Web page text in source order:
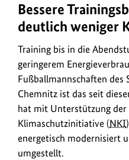
Flutlicht,
Hallenbeleuchtung
oder
Fahrradstellplätze:
Wer
seine
Sportstätte
klimafreundlich
modernisieren
möchte,
kann
Bessere
deutlich weniger
Training bis in die
geringerem
Fußballmannschaften des
Chemnitz ist das seit
hat mit Unterstützung der
Klimaschutzinitiative (NKI
energetisch modernisiert
umgestellt.